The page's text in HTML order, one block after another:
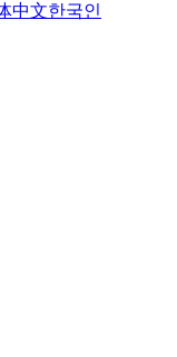
中文한국인